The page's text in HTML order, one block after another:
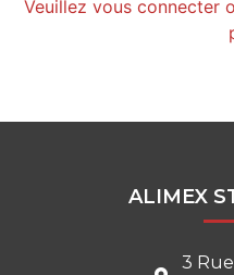
Veuillez vous connecter
ALIMEX
3